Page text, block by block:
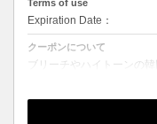
Terms of use
Expiration Date：
クーポンについて
ブリーチやハイトーンの
女も夢中！全ての世代、